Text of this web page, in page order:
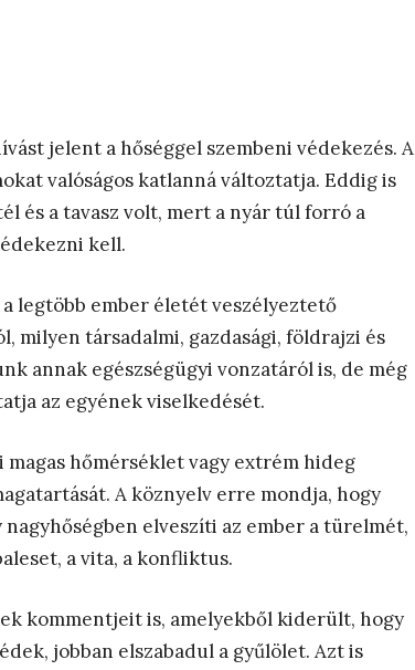
jelent a hőséggel szembeni védekezés. A
valóságos katlanná változtatja. Eddig is
és a tavasz volt, mert a nyár túl forró a
kell.
legtöbb ember életét veszélyeztető
milyen társadalmi, gazdasági, földrajzi és
annak egészségügyi vonzatáról is, de még
az egyének viselkedését.
hőmérséklet vagy extrém hideg
A köznyelv erre mondja, hogy
elveszíti az ember a türelmét,
a vita, a konfliktus.
kommentjeit is, amelyekből kiderült, hogy
jobban elszabadul a gyűlölet. Azt is